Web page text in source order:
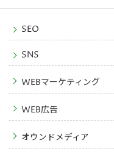
SEO
SNS
WEBマーケティング
WEB広告
オウンドメディア